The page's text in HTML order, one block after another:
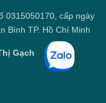
0315050170, cấp ngày
Bình TP. Hồ Chí Minh
Gạch